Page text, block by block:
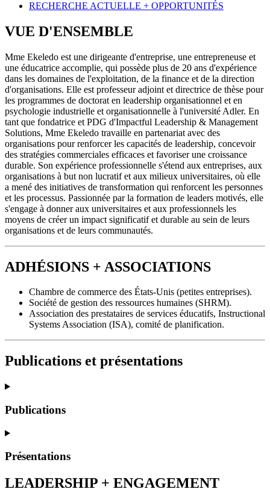
RECHERCHE ACTUELLE + OPPORTUNITÉS
VUE D'ENSEMBLE
Mme Ekeledo est une dirigeante d'entreprise, une entrepreneuse et
une éducatrice accomplie, qui possède plus de 20 ans d'expérience
dans les domaines de l'exploitation, de la finance et de la direction
d'organisations. Elle est professeur adjoint et directrice de thèse pour
les programmes de doctorat en leadership organisationnel et en
psychologie industrielle et organisationnelle à l'université Adler. En
tant que fondatrice et PDG d'Impactful Leadership & Management
Solutions, Mme Ekeledo travaille en partenariat avec des
organisations pour renforcer les capacités de leadership, concevoir
des stratégies commerciales efficaces et favoriser une croissance
durable. Son expérience professionnelle s'étend aux entreprises, aux
organisations à but non lucratif et aux milieux universitaires, où elle
a mené des initiatives de transformation qui renforcent les personnes
et les processus. Passionnée par la formation de leaders motivés, elle
s'engage à donner aux universitaires et aux professionnels les
moyens de créer un impact significatif et durable au sein de leurs
organisations et de leurs communautés.
ADHÉSIONS + ASSOCIATIONS
Chambre de commerce des États-Unis (petites entreprises).
Société de gestion des ressources humaines (SHRM).
Association des prestataires de services éducatifs, Instructional
Systems Association (ISA), comité de planification.
Publications et présentations
Publications
Présentations
LEADERSHIP + ENGAGEMENT